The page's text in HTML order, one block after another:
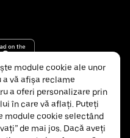
module cookie ale unor
vă afișa reclame
a oferi personalizare prin
în care vă aflați. Puteți
module cookie selectând
de mai jos. Dacă aveți